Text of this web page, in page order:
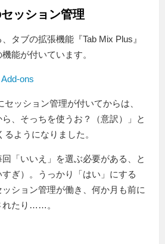
ッション管理
タブの拡張機能『Tab Mix Plus』
能が付いています。
ons
セッション管理が付いてからは、
ら、そっちを使うお？（意訳）」と
ようになりました。
「いいえ」を選ぶ必要がある、と
ぎ）。うっかり「はい」にする
ション管理が働き、何か月も前に
れたり……。